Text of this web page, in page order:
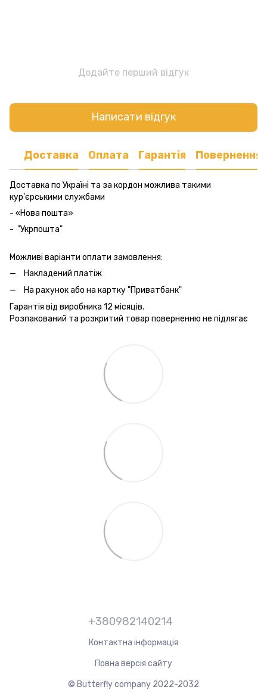
Додайте перший відгук
Написати відгук
Доставка Оплата Гарантія Повернення
Доставка по Україні та за кордон можлива такими
кур'єрськими службами
- «Нова пошта»
- "Укрпошта"
Можливі варіанти оплати замовлення:
Накладений платіж
На рахунок або на картку "Приватбанк"
Гарантія від виробника 12 місяців.
Розпакований та розкритий товар поверненню не підлягає
+380982140214
Контактна інформація
Повна версія сайту
© Butterfly company 2022-2032